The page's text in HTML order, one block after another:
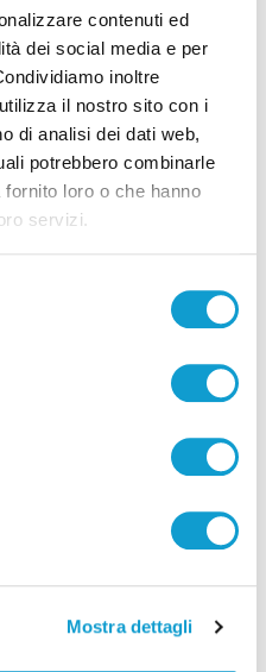
contenuti ed
dei social media e per
inoltre
il nostro sito con i
di analisi dei dati web,
potrebbero combinarle
loro o che hanno
servizi.
Mostra dettagli
Sgarbi e Perrotta
di Faggioli